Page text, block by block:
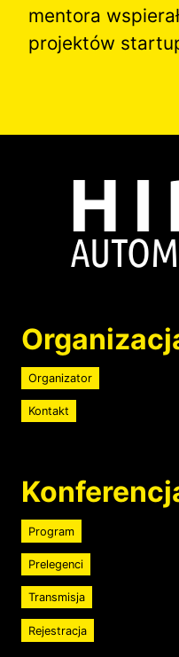
mentora
projektów
Organizator
Kontakt
Program
Prelegenci
Transmisja
Rejestracja